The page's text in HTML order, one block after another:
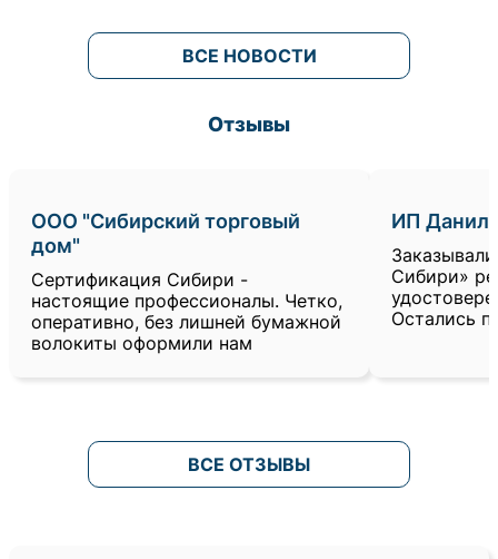
ВСЕ НОВОСТИ
Отзывы
ООО "Сибирский торговый
дом"
Сертификация Сибири -
настоящие профессионалы. Четко,
оперативно, без лишней бумажной
волокиты оформили нам
ИП
Сибири»
Остались
ВСЕ ОТЗЫВЫ